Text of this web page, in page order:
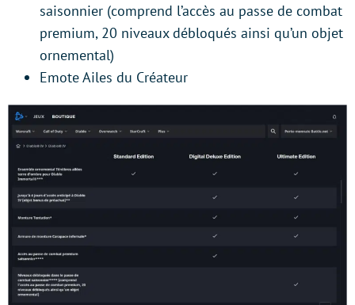
saisonnier (comprend l’accès au passe de combat
premium, 20 niveaux débloqués ainsi qu’un objet
ornemental)
Emote Ailes du Créateur